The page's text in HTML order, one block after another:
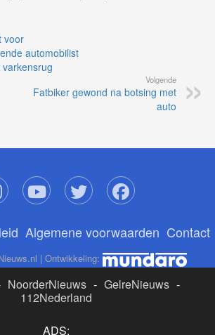
voor
automobilist
Volgende
Fatbiker gewond na botsing met
auto
Algemene voorwaarden Contact
| Ontwikkeling:
NoorderNieuws - GelreNieuws -
112Nederland
ADS: